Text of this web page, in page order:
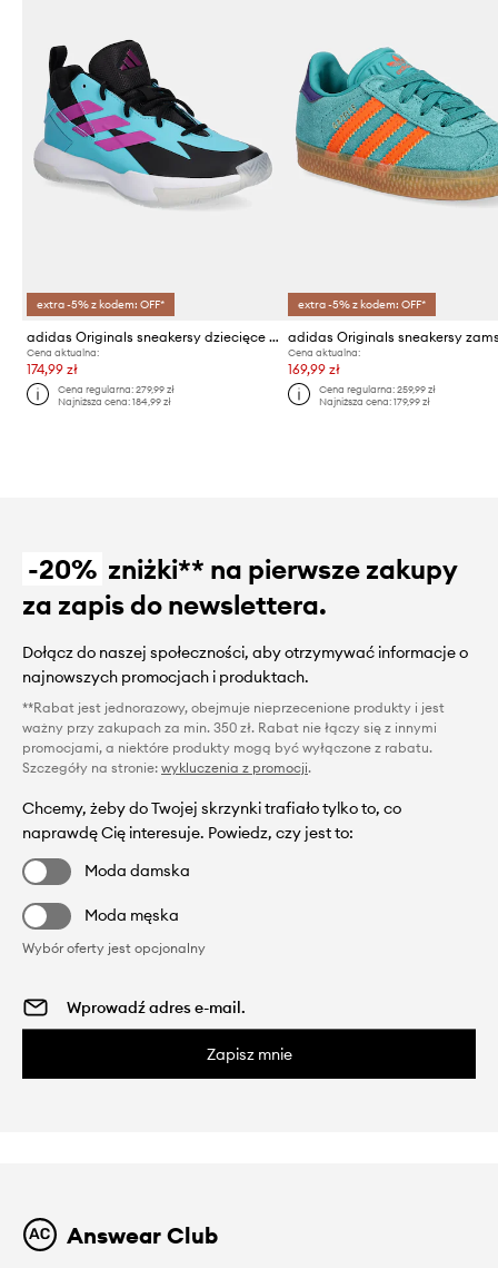
extra -5% z kodem: OFF*
adidas Originals sneakersy dziecięce Cross Em Up Select
Cena aktualna:
174,99 zł
Cena regularna:279,99 zł
Najniższa cena:184,99 zł
extra -5% z kodem: OFF*
Cena aktualna:
169,99 zł
Cena regularna: 259,99 zł
Najniższa cena: 179,99 zł
-20% zniżki** na pierwsze zakupy
za zapis do newslettera.
Dołącz do naszej społeczności, aby otrzymywać informacje o
najnowszych promocjach i produktach.
**Rabat jest jednorazowy, obejmuje nieprzecenione produkty i jest
ważny przy zakupach za min. 350 zł. Rabat nie łączy się z innymi
promocjami, a niektóre produkty mogą być wyłączone z rabatu.
Szczegóły na stronie: wykluczenia z promocji.
Chcemy, żeby do Twojej skrzynki trafiało tylko to, co
naprawdę Cię interesuje. Powiedz, czy jest to:
Moda damska
Moda męska
Wybór oferty jest opcjonalny
Zapisz mnie
Answear Club